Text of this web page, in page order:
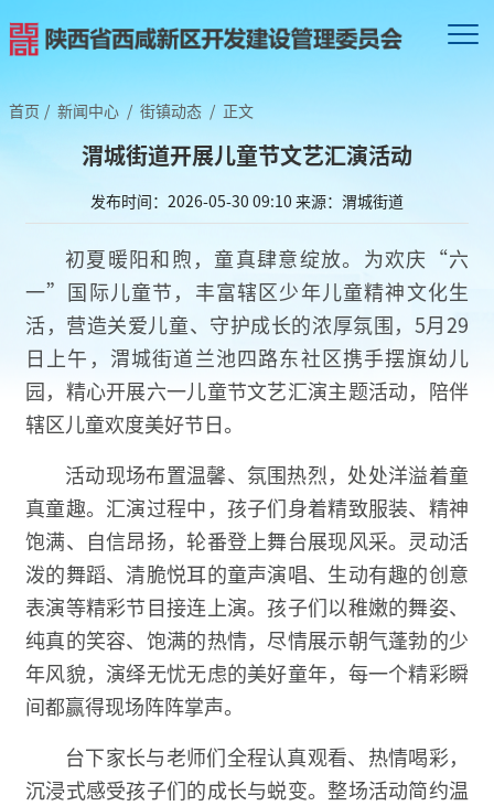
首页 / 新闻中心 / 街镇动态 / 正文
渭城街道开展儿童节文艺汇演活动
发布时间：2026-05-30 09:10 来源：渭城街道
初夏暖阳和煦，童真肆意绽放。为欢庆“六
一”国际儿童节，丰富辖区少年儿童精神文化生
活，营造关爱儿童、守护成长的浓厚氛围，5月29
日上午，渭城街道兰池四路东社区携手摆旗幼儿
园，精心开展六一儿童节文艺汇演主题活动，陪伴
辖区儿童欢度美好节日。
活动现场布置温馨、氛围热烈，处处洋溢着童
真童趣。汇演过程中，孩子们身着精致服装、精神
饱满、自信昂扬，轮番登上舞台展现风采。灵动活
泼的舞蹈、清脆悦耳的童声演唱、生动有趣的创意
表演等精彩节目接连上演。孩子们以稚嫩的舞姿、
纯真的笑容、饱满的热情，尽情展示朝气蓬勃的少
年风貌，演绎无忧无虑的美好童年，每一个精彩瞬
间都赢得现场阵阵掌声。
台下家长与老师们全程认真观看、热情喝彩，
沉浸式感受孩子们的成长与蜕变。整场活动简约温